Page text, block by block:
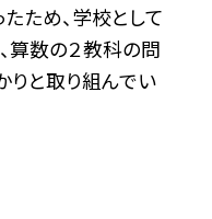
ため、学校として
算数の２教科の問
りと取り組んでい